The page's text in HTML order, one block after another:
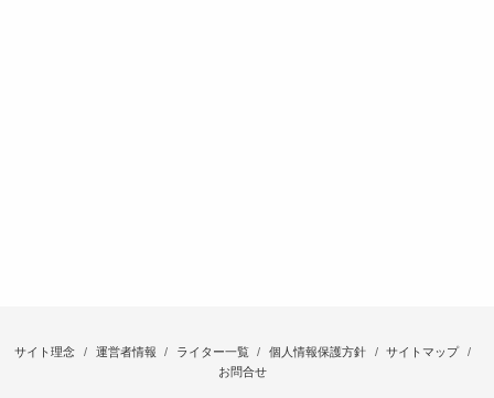
サイト理念 運営者情報 ライター一覧 個人情報保護方針
サイトマップ
お問合せ